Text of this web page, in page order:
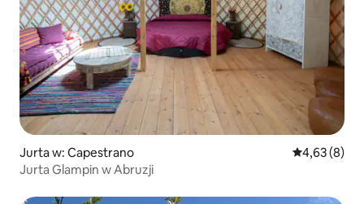
Jurta w: Capestrano Średnia
4,63 (8)
Jurta Glampin w Abruzji